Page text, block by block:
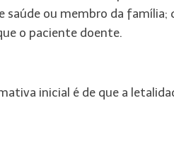
saúde ou membro da
o paciente doente.
inicial é de que a